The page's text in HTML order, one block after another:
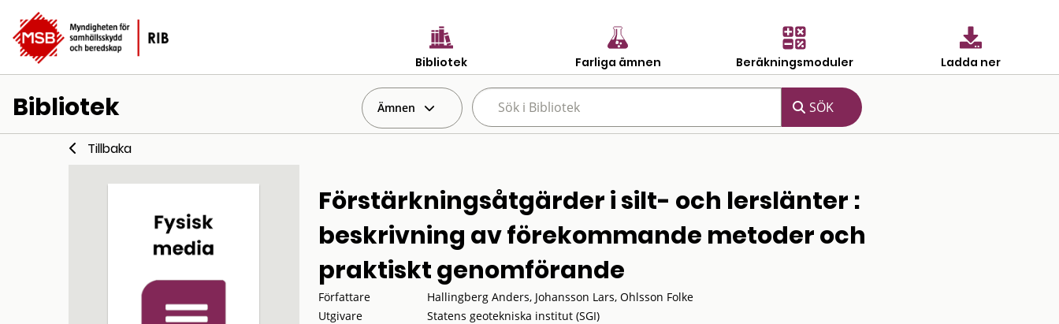
Bibliotek Farliga ämnen Beräkningsmoduler Ladda ner
Bibliotek Ämnen
Tillbaka
Förstärkningsåtgärder i silt- och lerslänter :
beskrivning av förekommande metoder och
praktiskt genomförande
Författare
Hallingberg Anders, Johansson Lars, Ohlsson Folke
Utgivare
Statens geotekniska institut (SGI)